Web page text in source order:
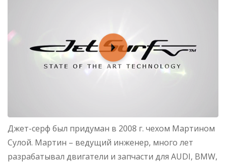
Джет-серф был придуман в 2008 г. чехом Мартином
Сулой. Мартин – ведущий инженер, много лет
разрабатывал двигатели и запчасти для AUDI, BMW,